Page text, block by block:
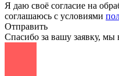
Я даю своё согласие на
соглашаюсь с условиями
Отправить
Спасибо за вашу заявку, мы